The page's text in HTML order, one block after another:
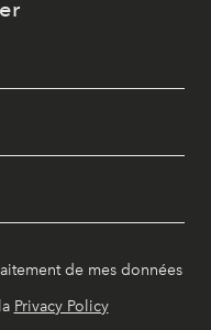
de mes données
Privacy Policy